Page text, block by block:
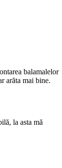
balamalelor
arăta mai bine.
la asta mă